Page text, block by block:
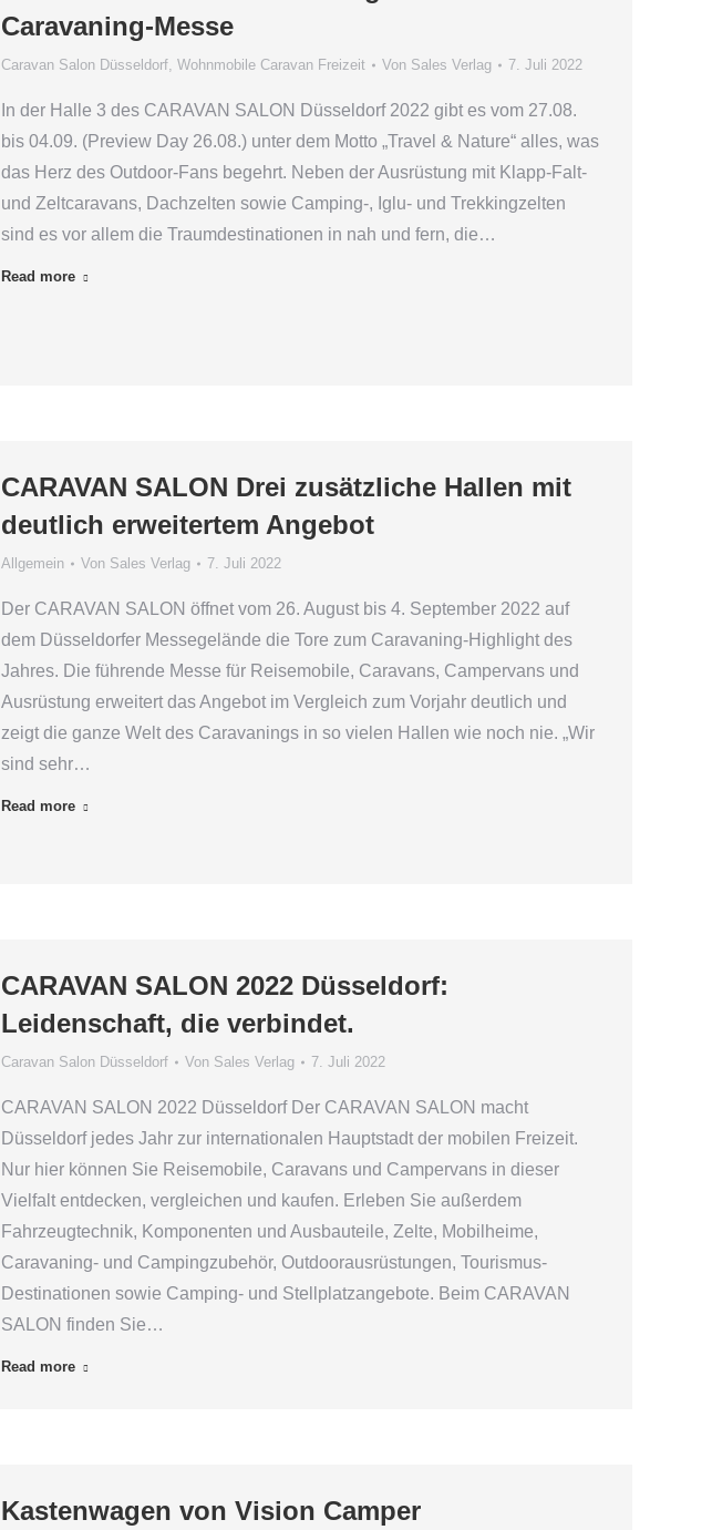
Caravaning-Messe
Caravan Salon Düsseldorf, Wohnmobile Caravan Freizeit Von Sales Verlag 7. Juli 2022
In der Halle 3 des CARAVAN SALON Düsseldorf 2022 gibt es vom 27.08.
bis 04.09. (Preview Day 26.08.) unter dem Motto „Travel & Nature“ alles, was
das Herz des Outdoor-Fans begehrt. Neben der Ausrüstung mit Klapp-Falt-
und Zeltcaravans, Dachzelten sowie Camping-, Iglu- und Trekkingzelten
sind es vor allem die Traumdestinationen in nah und fern, die…
Read more
CARAVAN SALON Drei zusätzliche Hallen mit
deutlich erweitertem Angebot
Allgemein Von Sales Verlag 7. Juli 2022
Der CARAVAN SALON öffnet vom 26. August bis 4. September 2022 auf
dem Düsseldorfer Messegelände die Tore zum Caravaning-Highlight des
Jahres. Die führende Messe für Reisemobile, Caravans, Campervans und
Ausrüstung erweitert das Angebot im Vergleich zum Vorjahr deutlich und
zeigt die ganze Welt des Caravanings in so vielen Hallen wie noch nie. „Wir
sind sehr…
Read more
CARAVAN SALON 2022 Düsseldorf:
Leidenschaft, die verbindet.
Caravan Salon Düsseldorf Von Sales Verlag 7. Juli 2022
CARAVAN SALON 2022 Düsseldorf Der CARAVAN SALON macht
Düsseldorf jedes Jahr zur internationalen Hauptstadt der mobilen Freizeit.
Nur hier können Sie Reisemobile, Caravans und Campervans in dieser
Vielfalt entdecken, vergleichen und kaufen. Erleben Sie außerdem
Fahrzeugtechnik, Komponenten und Ausbauteile, Zelte, Mobilheime,
Caravaning- und Campingzubehör, Outdoorausrüstungen, Tourismus-
Destinationen sowie Camping- und Stellplatzangebote. Beim CARAVAN
SALON finden Sie…
Read more
Kastenwagen von Vision Camper